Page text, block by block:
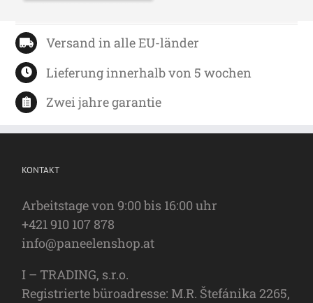
Versand in alle EU-länder
Lieferung innerhalb von 5 wochen
Zwei jahre garantie
KONTAKT
Arbeitstage von 9:00 bis 16:00 uhr
+421 910 107 878
info@paneelenshop.at
I – TRADING, s.r.o.
Registrierte büroadresse: M.R. Štefánika 2265,